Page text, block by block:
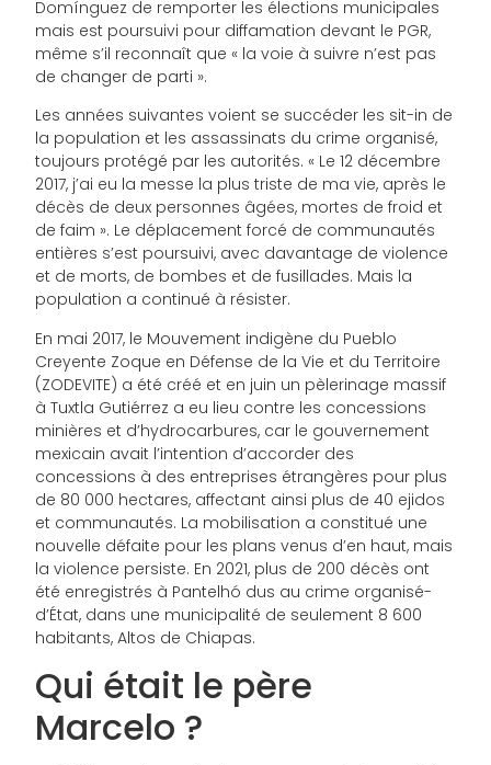
Domínguez de remporter les élections municipales
mais est poursuivi pour diffamation devant le PGR,
même s’il reconnaît que « la voie à suivre n’est pas
de changer de parti ».
Les années suivantes voient se succéder les sit-in de
la population et les assassinats du crime organisé,
toujours protégé par les autorités. « Le 12 décembre
2017, j’ai eu la messe la plus triste de ma vie, après le
décès de deux personnes âgées, mortes de froid et
de faim ». Le déplacement forcé de communautés
entières s’est poursuivi, avec davantage de violence
et de morts, de bombes et de fusillades. Mais la
population a continué à résister.
En mai 2017, le Mouvement indigène du Pueblo
Creyente Zoque en Défense de la Vie et du Territoire
(ZODEVITE) a été créé et en juin un pèlerinage massif
à Tuxtla Gutiérrez a eu lieu contre les concessions
minières et d’hydrocarbures, car le gouvernement
mexicain avait l’intention d’accorder des
concessions à des entreprises étrangères pour plus
de 80 000 hectares, affectant ainsi plus de 40 ejidos
et communautés. La mobilisation a constitué une
nouvelle défaite pour les plans venus d’en haut, mais
la violence persiste. En 2021, plus de 200 décès ont
été enregistrés à Pantelhó dus au crime organisé-
d’État, dans une municipalité de seulement 8 600
habitants, Altos de Chiapas.
Qui était le père
Marcelo ?